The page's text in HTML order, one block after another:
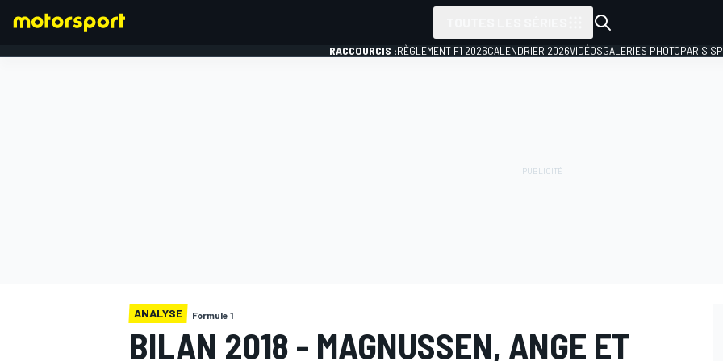
RACCOURCIS :RÈGLEMENT F1 2026CALENDRIER 2026VIDÉOSGALERIES PHOTOPARIS
ANALYSE Formule 1
BILAN 2018 - MAGNUSSEN, ANGE ET